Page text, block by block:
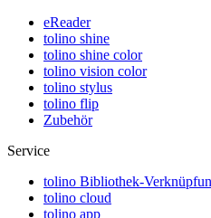
eReader
tolino shine
tolino shine color
tolino vision color
tolino stylus
tolino flip
Zubehör
Service
tolino Bibliothek-
tolino cloud
tolino app